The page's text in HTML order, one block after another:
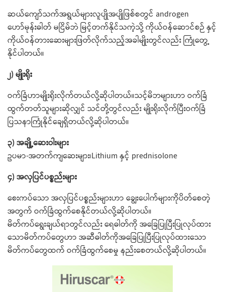
ဆယ်​ကျော်သက်အရွယ်များလူပျိုအပျိုဖြစ်စတွင် ​androgen​
ဟော်မုန်းဓါတ် မငြိမ်ဘဲ မြင့်တက်နိုင်သကဲ့သို့ ကိုယ်ဝန်​ဆောင်စဉ် နှင့်
ကိုယ်ဝန်တား​ဆေးများဖြတ်လိုက်သည့်အခါမျိုး​တွင်လည်း ကြုံ​တွေ့
နိုင်ပါတယ်။
၂) မျိုးရိုး
ဝက်ခြံဟာမျိုးရိုးလိုက်တယ်လို့ဆိုပါတယ်။သင့်မိဘများဟာ ဝက်ခြံ
ထွက်တတ်သူများဆိုလျှင် သင်တို့တွင်လည်း မျိုးရိုးလိုက်ပြီးဝက်ခြံ
ပြသနာကြုံနိုင်​ချေရှိတယ်လို့ဆိုပါတယ်။
၃) အချို့​ဆေးဝါးများ
ဥပမာ-အတက်ကျ​ဆေးများ၊Lithium နှင့် prednisolone
၄) အလှပြင်ပစ္စည်းများ
စေးကပ်​သော အလှပြင်ပစ္စည်းများဟာ ​ချွေး​ပေါက်များကိုပိတ်​စေတဲ့
အတွက် ဝက်ခြံထွက်​စေနိုင်တယ်လို့ဆိုပါတယ်။
မိတ်ကပ်​ရွေးချယ်ရာတွင်လည်း ​ရေဓါတ်ကို အ​ခြေပြုပြီးပြုလုပ်ထား​
သောမိတ်ကပ်​တွေဟာ အဆီဓါတ်ကိုအ​​ခြေပြုပြီးပြုလုပ်ထား​သော
မိတ်ကပ်​တွေထက် ဝက်ခြံထွက်​စေမှု နည်း​စေတယ်လို့ဆိုပါတယ်။